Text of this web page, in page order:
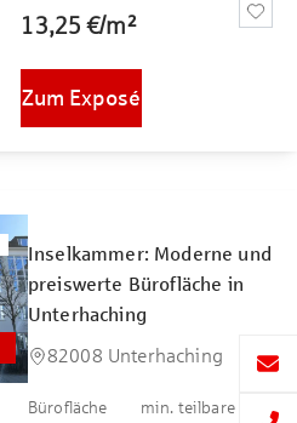
13,25 €/m²
Zum Exposé
Inselkammer: Moderne und
preiswerte Bürofläche in
Unterhaching
82008 Unterhaching
Bürofläche
min. teilbare